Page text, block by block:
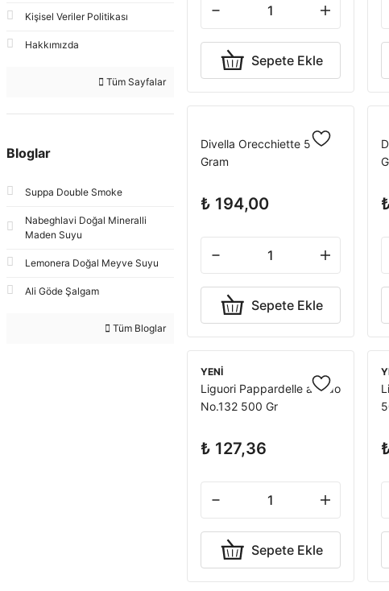
Kişisel Veriler Politikası
Hakkımızda
Tüm Sayfalar
Bloglar
Suppa Double Smoke
Nabeghlavi Doğal Mineralli
Maden Suyu
Lemonera Doğal Meyve Suyu
Ali Göde Şalgam
Tüm Bloglar
Sepete Ekle
Divella Orecchiette 500
Gram
₺ 194,00
Sepete Ekle
YENİ
Liguori Pappardelle a Nido
No.132 500 Gr
₺ 127,36
Sepete Ekle